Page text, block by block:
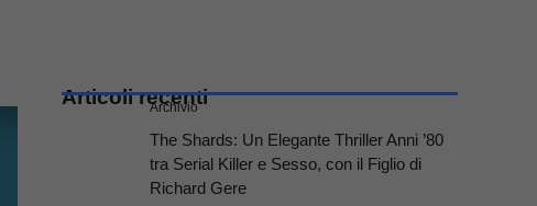
Articoli recenti
Archivio
The Shards: Un Elegante Thriller Anni ’80
tra Serial Killer e Sesso, con il Figlio di
Richard Gere